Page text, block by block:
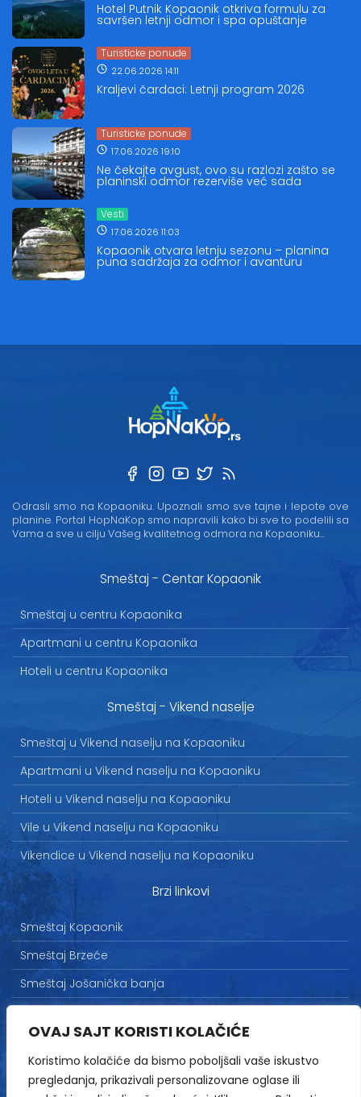
OVAJ SAJT KORISTI KOLAČIĆE
Koristimo kolačiće da bismo poboljšali vaše iskustvo
pregledanja, prikazivali personalizovane oglase ili
Hotel Putnik Kopaonik otkriva formulu za
savršen letnji odmor i spa opuštanje
Turisticke ponude
22.06.2026 14:11
Kraljevi čardaci: Letnji program 2026
Turisticke ponude
17.06.2026 19:10
Ne čekajte avgust, ovo su razlozi zašto se
planinski odmor rezerviše već sada
Vesti
17.06.2026 11:03
Kopaonik otvara letnju sezonu – planina
puna sadržaja za odmor i avanturu
Odrasli smo na Kopaoniku. Upoznali smo sve tajne i lepote ove
planine. Portal HopNaKop smo napravili kako bi sve to podelili sa
Vama a sve u cilju Vašeg kvalitetnog odmora na Kopaoniku...
Smeštaj - Centar Kopaonik
Smeštaj u centru Kopaonika
Apartmani u centru Kopaonika
Hoteli u centru Kopaonika
Smeštaj - Vikend naselje
Smeštaj u Vikend naselju na Kopaoniku
Apartmani u Vikend naselju na Kopaoniku
Hoteli u Vikend naselju na Kopaoniku
Vile u Vikend naselju na Kopaoniku
Vikendice u Vikend naselju na Kopaoniku
Brzi linkovi
Smeštaj Kopaonik
Smeštaj Brzeće
Smeštaj Jošanička banja
Marketing
Politika privatnosti